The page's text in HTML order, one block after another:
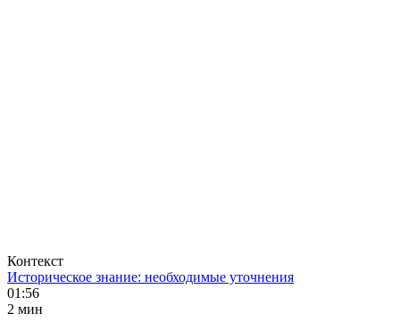
Контекст
Историческое знание: необходимые уточнения
01:56
2 мин